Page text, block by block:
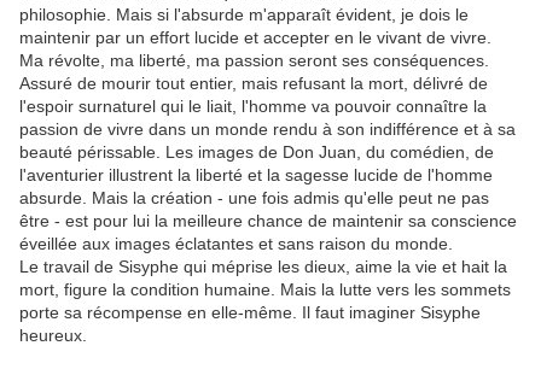
philosophie. Mais si l'absurde m'apparaît évident, je dois le
maintenir par un effort lucide et accepter en le vivant de vivre.
Ma révolte, ma liberté, ma passion seront ses conséquences.
Assuré de mourir tout entier, mais refusant la mort, délivré de
l'espoir surnaturel qui le liait, l'homme va pouvoir connaître la
passion de vivre dans un monde rendu à son indifférence et à sa
beauté périssable. Les images de Don Juan, du comédien, de
l'aventurier illustrent la liberté et la sagesse lucide de l'homme
absurde. Mais la création - une fois admis qu'elle peut ne pas
être - est pour lui la meilleure chance de maintenir sa conscience
éveillée aux images éclatantes et sans raison du monde.
Le travail de Sisyphe qui méprise les dieux, aime la vie et hait la
mort, figure la condition humaine. Mais la lutte vers les sommets
porte sa récompense en elle-même. Il faut imaginer Sisyphe
heureux.